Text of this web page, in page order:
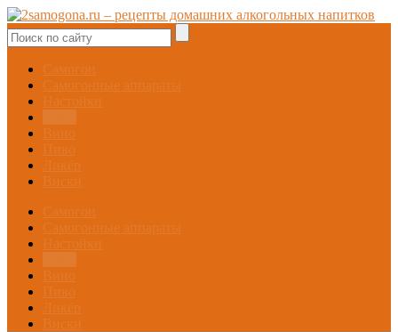
Самогон
Самогонные аппараты
Настойки
Вино
Пиво
Ликёр
Виски
Самогон
Самогонные аппараты
Настойки
Вино
Пиво
Ликёр
Виски